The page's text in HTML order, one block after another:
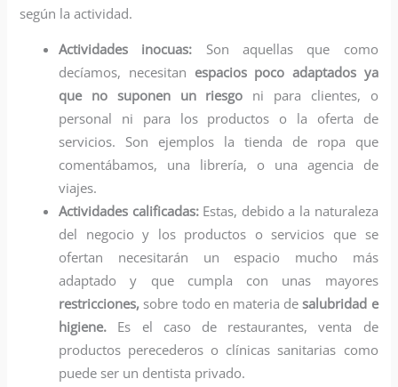
según la actividad.
Actividades inocuas: Son aquellas que como
decíamos, necesitan espacios poco adaptados ya
que no suponen un riesgo ni para clientes, o
personal ni para los productos o la oferta de
servicios. Son ejemplos la tienda de ropa que
comentábamos, una librería, o una agencia de
viajes.
Actividades calificadas:Estas, debido a la naturaleza
del negocio y los productos o servicios que se
ofertan necesitarán un espacio mucho más
adaptado y que cumpla con unas mayores
restricciones, sobre todo en materia de salubridad e
higiene. Es el caso de restaurantes, venta de
productos perecederos o clínicas sanitarias como
puede ser un dentista privado.